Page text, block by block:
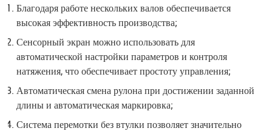
Благодаря работе нескольких валов обеспечивается
высокая эффективность производства;
Сенсорный экран можно использовать для
автоматической настройки параметров и контроля
натяжения, что обеспечивает простоту управления;
Автоматическая смена рулона при достижении заданной
длины и автоматическая маркировка;
Система перемотки без втулки позволяет значительно